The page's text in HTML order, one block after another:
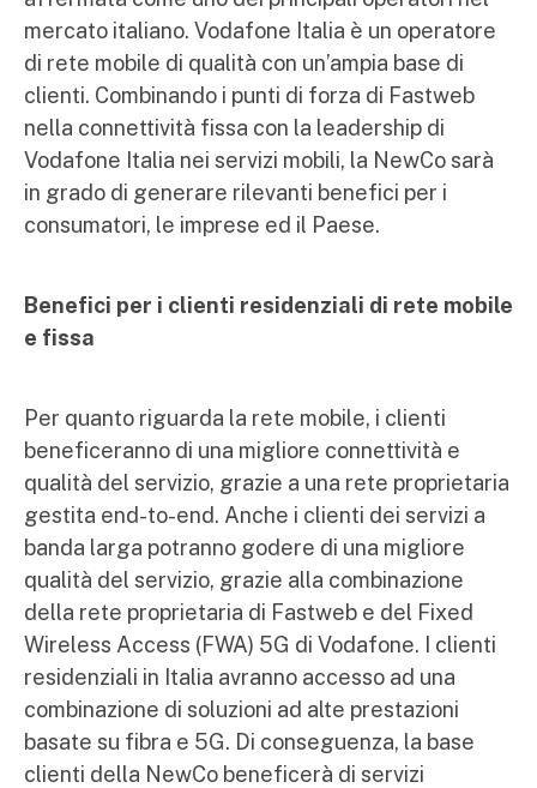
mercato italiano. Vodafone Italia è un operatore
di rete mobile di qualità con un’ampia base di
clienti. Combinando i punti di forza di Fastweb
nella connettività fissa con la leadership di
Vodafone Italia nei servizi mobili, la NewCo sarà
in grado di generare rilevanti benefici per i
consumatori, le imprese ed il Paese.
Benefici per i clienti residenziali di rete mobile
e fissa
Per quanto riguarda la rete mobile, i clienti
beneficeranno di una migliore connettività e
qualità del servizio, grazie a una rete proprietaria
gestita end-to-end. Anche i clienti dei servizi a
banda larga potranno godere di una migliore
qualità del servizio, grazie alla combinazione
della rete proprietaria di Fastweb e del Fixed
Wireless Access (FWA) 5G di Vodafone. I clienti
residenziali in Italia avranno accesso ad una
combinazione di soluzioni ad alte prestazioni
basate su fibra e 5G. Di conseguenza, la base
clienti della NewCo beneficerà di servizi